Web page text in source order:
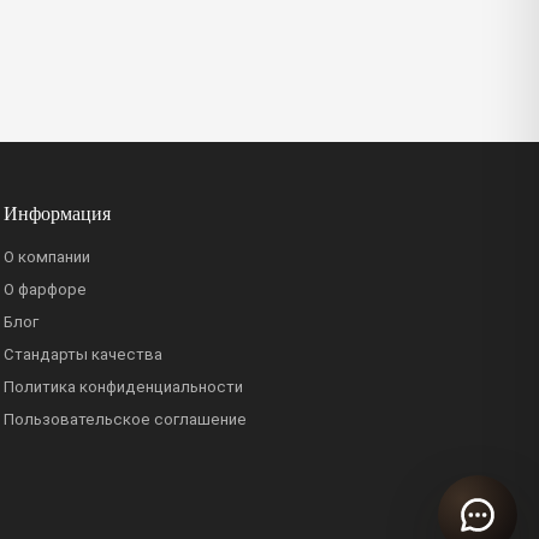
Информация
О компании
О фарфоре
Блог
Стандарты качества
Политика конфиденциальности
Пользовательское соглашение